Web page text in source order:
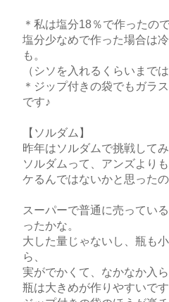
＊私は塩分18％で作ったの
塩分少なめで作った場合は
も。
（シソを入れるくらいまで
＊ジップ付きの袋でもガラ
です♪
【ソルダム】
昨年はソルダムで挑戦してみ
ソルダムって、アンズより
ケるんではないかと思ったの
スーパーで普通に売ってい
ったかな。
大した量じゃないし、瓶も
ら、
実がでかくて、なかなか入
瓶は大きめが作りやすいで